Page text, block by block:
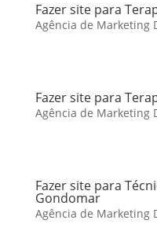
Fazer site para
Agência de Marketing
Fazer site para
Agência de Marketing
Fazer site para
Gondomar
Agência de Marketing